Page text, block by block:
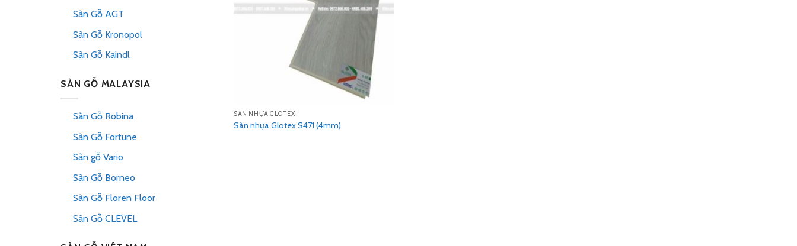
Sàn Gỗ AGT
Sàn Gỗ Kronopol
Sàn Gỗ Kaindl
SÀN GỖ MALAYSIA
Sàn Gỗ Robina
Sàn Gỗ Fortune
Sàn gỗ Vario
Sàn Gỗ Borneo
Sàn Gỗ Floren Floor
Sàn Gỗ CLEVEL
SÀN NHỰA GLOTEX
Sàn nhựa Glotex S471 (4mm)